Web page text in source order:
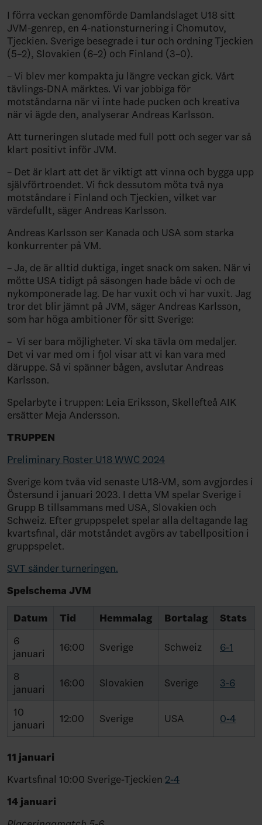
I förra veckan genomförde Damlandslaget U18 sitt
JVM-genrep, en 4-nationsturnering i Chomutov,
Tjeckien. Sverige besegrade i tur och ordning Tjeckien
(5–2), Slovakien (6–2) och Finland (3–0).
– Vi blev mer kompakta ju längre veckan gick. Vårt
tävlings-DNA märktes. Vi var jobbiga för
motståndarna när vi inte hade pucken och kreativa
när vi ägde den, analyserar Andreas Karlsson.
Att turneringen slutade med full pott och seger var så
klart positivt inför JVM.
– Det är klart att det är viktigt att vinna och bygga upp
självförtroendet. Vi fick dessutom möta två nya
motståndare i Finland och Tjeckien, vilket var
värdefullt, säger Andreas Karlsson.
Andreas Karlsson ser Kanada och USA som starka
konkurrenter på VM.
– Ja, de är alltid duktiga, inget snack om saken. När vi
mötte USA tidigt på säsongen hade både vi och de
nykomponerade lag. De har vuxit och vi har vuxit. Jag
tror det blir jämnt på JVM, säger Andreas Karlsson,
som har höga ambitioner för sitt Sverige:
– Vi ser bara möjligheter. Vi ska tävla om medaljer.
Det vi var med om i fjol visar att vi kan vara med
däruppe. Så vi spänner bågen, avslutar Andreas
Karlsson.
Spelarbyte i truppen: Leia Eriksson, Skellefteå AIK
ersätter Meja Andersson.
TRUPPEN
Preliminary Roster U18 WWC 2024
Sverige kom tvåa vid senaste U18-VM, som avgjordes i
Östersund i januari 2023. I detta VM spelar Sverige i
Grupp B tillsammans med USA, Slovakien och
Schweiz. Efter gruppspelet spelar alla deltagande lag
kvartsfinal, där motståndet avgörs av tabellposition i
gruppspelet.
SVT sänder turneringen.
Spelschema JVM
Datum Tid Hemmalag Bortalag
Stats
6
januari
16:00 Sverige Schweiz 6-1
8
januari
16:00 Slovakien Sverige 3-6
10
januari
12:00 Sverige USA 0-4
11 januari
Kvartsfinal 10:00 Sverige-Tjeckien 2-4
14 januari